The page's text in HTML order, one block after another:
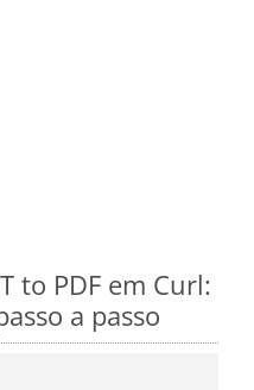
to PDF em Curl:
a passo